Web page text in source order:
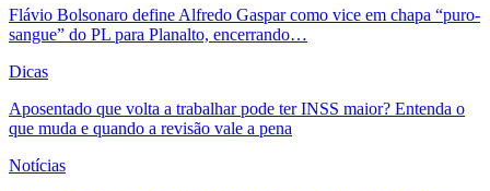
Flávio Bolsonaro define Alfredo Gaspar como vice em chapa “puro-
sangue” do PL para Planalto, encerrando…
Dicas
Aposentado que volta a trabalhar pode ter INSS maior? Entenda o
que muda e quando a revisão vale a pena
Notícias